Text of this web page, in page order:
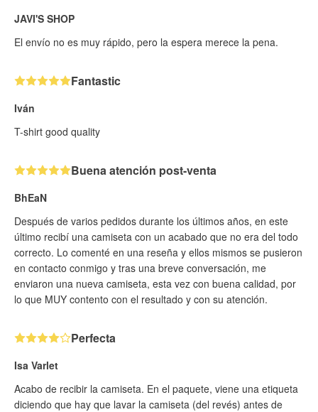
JAVI'S SHOP
El envío no es muy rápido, pero la espera merece la pena.
Fantastic
Iván
T-shirt good quality
Buena atención post-venta
BhEaN
Después de varios pedidos durante los últimos años, en este
último recibí una camiseta con un acabado que no era del todo
correcto. Lo comenté en una reseña y ellos mismos se pusieron
en contacto conmigo y tras una breve conversación, me
enviaron una nueva camiseta, esta vez con buena calidad, por
lo que MUY contento con el resultado y con su atención.
Perfecta
Isa Varlet
Acabo de recibir la camiseta. En el paquete, viene una etiqueta
diciendo que hay que lavar la camiseta (del revés) antes de